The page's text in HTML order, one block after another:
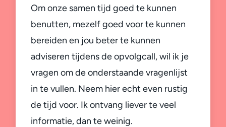
Om onze samen tijd goed te kunnen
benutten, mezelf goed voor te kunnen
bereiden en jou beter te kunnen
adviseren tijdens de opvolgcall, wil ik je
vragen om de onderstaande vragenlijst
in te vullen. Neem hier echt even rustig
de tijd voor. Ik ontvang liever te veel
informatie, dan te weinig.